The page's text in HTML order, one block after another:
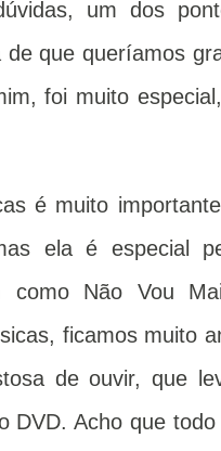
um dos
que queríamos
foi muito
é muito
ela é especial
como Não Vou
ficamos muito
de ouvir, que
DVD. Acho que